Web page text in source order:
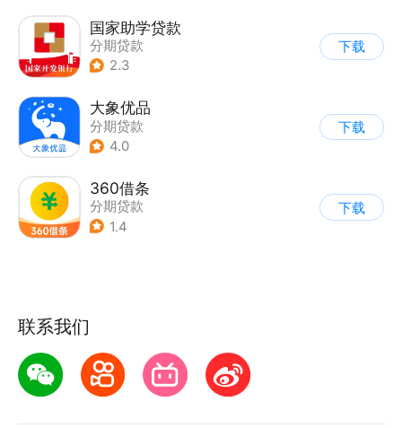
国家助学贷款
分期贷款
2.3
下载
大象优品
分期贷款
4.0
下载
360借条
分期贷款
1.4
下载
联系我们